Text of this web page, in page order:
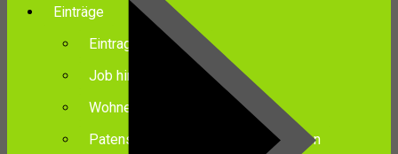
Einträge
Eintrag hinzufügen
Job hinzufügen
Wohnen hinzufügen
Patenschaft/Lebensplatz hinzufügen